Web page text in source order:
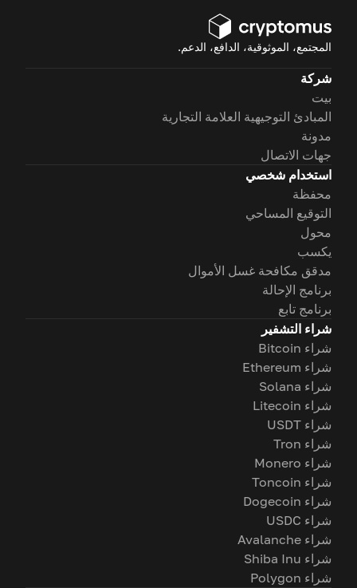
المجتمع، الموثوقية، الدافع، الدعم.
شركة
بيت
المبادئ التوجيهية العلامة التجارية
مدونة
جهات الاتصال
استخدام شخصي
محفظة
التوقيع المساحي
محول
يكسب
مدقق مكافحة غسل الأموال
برنامج الإحالة
برنامج تابع
شراء التشفير
شراء Bitcoin
شراء Ethereum
شراء Solana
شراء Litecoin
شراء USDT
شراء Tron
شراء Monero
شراء Toncoin
شراء Dogecoin
شراء USDC
شراء Avalanche
شراء Shiba Inu
شراء Polygon